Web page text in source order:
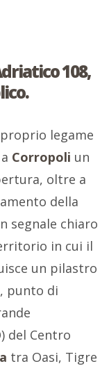
108,
legame
Corropoli un
oltre a
della
segnale chiaro
in cui il
un pilastro
punto di
del Centro
tra Oasi, Tigre